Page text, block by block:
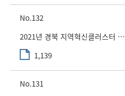
132
2021년 경북 지역혁신클러스터 지원사업(비R&D)) 2차 공고
1,139
131